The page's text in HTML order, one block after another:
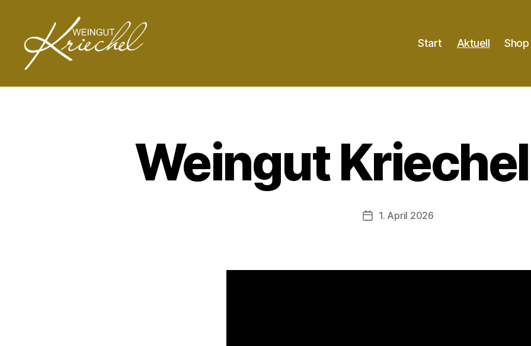
Peter
Start Aktuell Shop
Weingut
Veröffentlichungsdatum
1. April 2026